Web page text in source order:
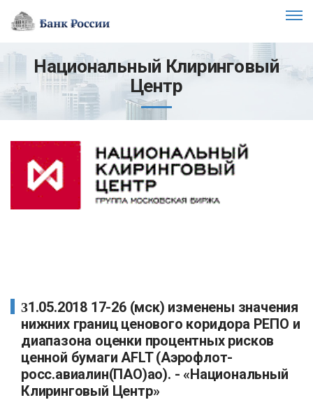
Национальный Клиринговый
Центр
31.05.2018 17-26 (мск) изменены значения
нижних границ ценового коридора РЕПО и
диапазона оценки процентных рисков
ценной бумаги AFLT (Аэрофлот-
росс.авиалин(ПАО)ао). - «Национальный
Клиринговый Центр»